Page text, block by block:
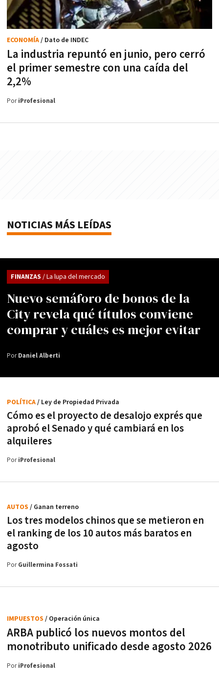
La industria repuntó en junio, pero cerró
el primer semestre con una caída del
2,2%
ECONOMÍA/ Dato de INDEC
PoriProfesional
NOTICIAS MÁS LEÍDAS
Nuevo semáforo de bonos de la
City revela qué títulos conviene
comprar y cuáles es mejor evitar
FINANZAS / La lupa del mercado
PorDaniel Alberti
Cómo es el proyecto de desalojo exprés que
aprobó el Senado y qué cambiará en los
alquileres
POLÍTICA/ Ley de Propiedad Privada
PoriProfesional
Los tres modelos chinos que se metieron en
el ranking de los 10 autos más baratos en
agosto
AUTOS / Ganan terreno
PorGuillermina Fossati
ARBA publicó los nuevos montos del
monotributo unificado desde agosto 2026
IMPUESTOS / Operación única
PoriProfesional